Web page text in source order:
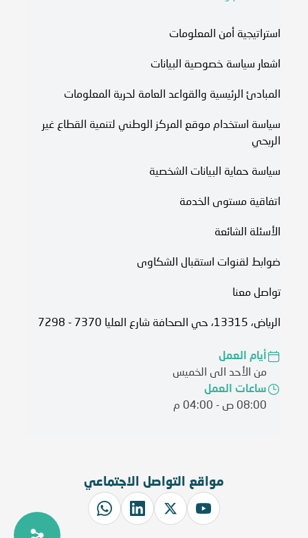
استراتيجية أمن المعلومات
اشعار سياسة خصوصية البيانات
المبادئ الرئيسية والقواعد العامة لحرية المعلومات
سياسة استخدام موقع المركز الوطني لتنمية القطاع غير
الربحي
سياسة حماية البيانات الشخصية
اتفاقية مستوى الخدمة​
الأسئلة الشائعة
ضوابط لقنوات استقبال الشكاوى
تواصل معنا
الرياض، 13315، حي الصحافة شارع العليا 7370 - 7298
أيام العمل
من الأحد الى الخميس
ساعات العمل
08:00 ص - 04:00 م
مواقع التواصل الاجتماعي